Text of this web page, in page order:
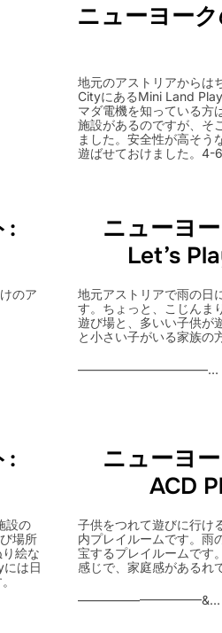
ニューヨー
地元のアストリアからは
CityにあるMini Land
マダ電機を知っている方
施設があるのですが、そ
ました。安全性が高そう
遊ばせておけました。4-
:
のア
ニューヨ
Let’s
地元アストリアで雨の日
す。ちょっと、こじんま
遊び場と、多いい子供が
と小さい子がいる家族の
——————————–…
:
設の
場所
絵な
は日
ニューヨ
ACD
子供をつれて遊びに行け
内プレイルームです。雨
宝するプレイルームです
感じで、家庭感があるれ
——————————&…